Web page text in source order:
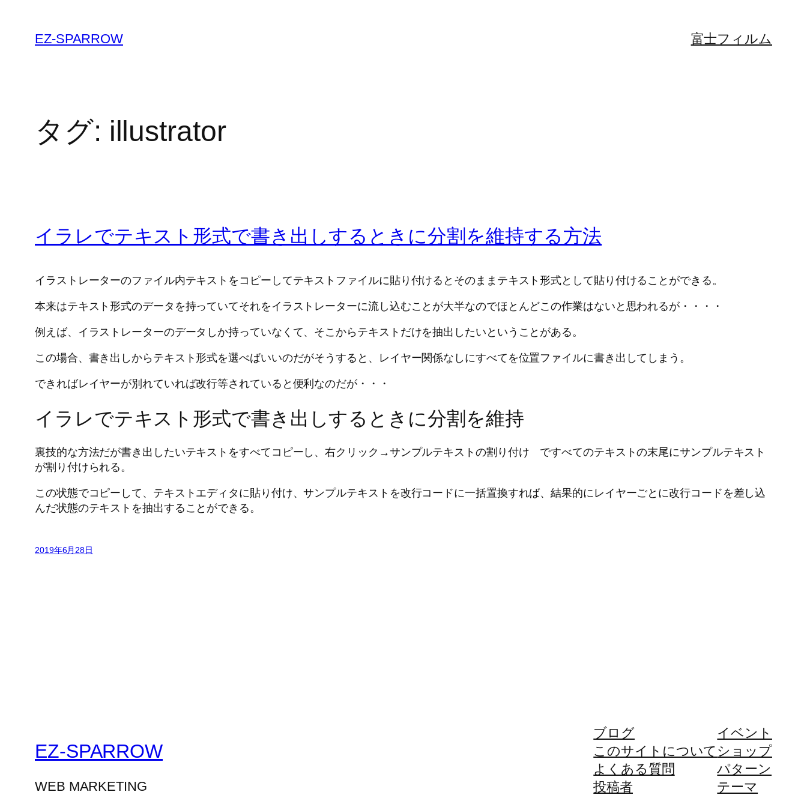
EZ-SPARROW 富士フィルム
タグ: illustrator
イラレでテキスト形式で書き出しするときに分割を維持する方法
イラストレーターのファイル内テキストをコピーしてテキストファイルに貼り付けるとそのままテキスト形式として貼り付けることができる。
本来はテキスト形式のデータを持っていてそれをイラストレーターに流し込むことが大半なのでほとんどこの作業はないと思われるが・・・・
例えば、イラストレーターのデータしか持っていなくて、そこからテキストだけを抽出したいということがある。
この場合、書き出しからテキスト形式を選べばいいのだがそうすると、レイヤー関係なしにすべてを位置ファイルに書き出してしまう。
できればレイヤーが別れていれば改行等されていると便利なのだが・・・
イラレでテキスト形式で書き出しするときに分割を維持
裏技的な方法だが書き出したいテキストをすべてコピーし、右クリック→サンプルテキストの割り付け ですべてのテキストの末尾にサンプルテキスト
が割り付けられる。
この状態でコピーして、テキストエディタに貼り付け、サンプルテキストを改行コードに一括置換すれば、結果的にレイヤーごとに改行コードを差し込
んだ状態のテキストを抽出することができる。
2019年6月28日
EZ-SPARROW
WEB MARKETING
ブログ
このサイトについて
よくある質問
投稿者
イベント
ショップ
パターン
テーマ